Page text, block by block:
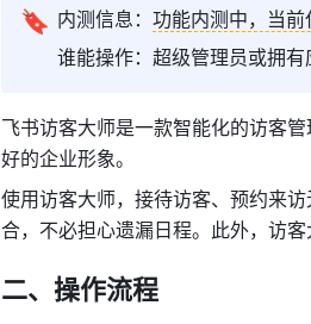
🔖 内测信息： 功能内测中，当
谁能操作：超级管理员或拥有
飞书访客大师是一款智能化的访客
好的企业形象。
使用访客大师，接待访客、预约来
合，不必担心遗漏日程。此外，访
二、操作流程